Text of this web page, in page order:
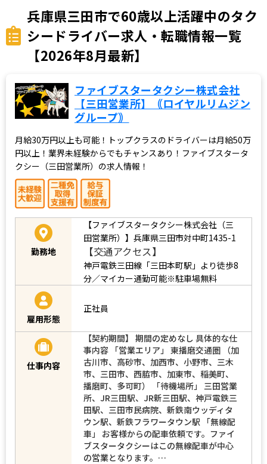
兵庫県三田市で60歳以上活躍中のタク
シードライバー求人・転職情報一覧
【2026年8月最新】
ファイブスタータクシー株式会社
【三田営業所】｟ロイヤルリムジン
グループ｠
月給30万円以上も可能！トップクラスのドライバーは月給50万
円以上！業界未経験からでもチャンスあり！ファイブスタータ
クシー（三田営業所）の求人情報！
勤務地
【ファイブスタータクシー株式会社（三
田営業所）】兵庫県三田市対中町1435-1
【交通アクセス】
神戸電鉄三田線「三田本町駅」より徒歩8
分／マイカー通勤可能※駐車場無料
雇用形態
正社員
仕事内容
【契約期間】 期間の定めなし 具体的な仕
事内容 「営業エリア」 東播磨交通圏 （加
古川市、高砂市、加西市、小野市、三木
市、三田市、西脇市、加東市、稲美町、
播磨町、多可町） 「待機場所」 三田営業
所、JR三田駅、JR新三田駅、神戸電鉄三
田駅、三田市民病院、新鉄南ウッディタ
ウン駅、新鉄フラワータウン駅 「無線配
車」 お客様からの配車依頼です。ファイ
ブスタータクシーはこの無線配車が中心
の営業となります。…